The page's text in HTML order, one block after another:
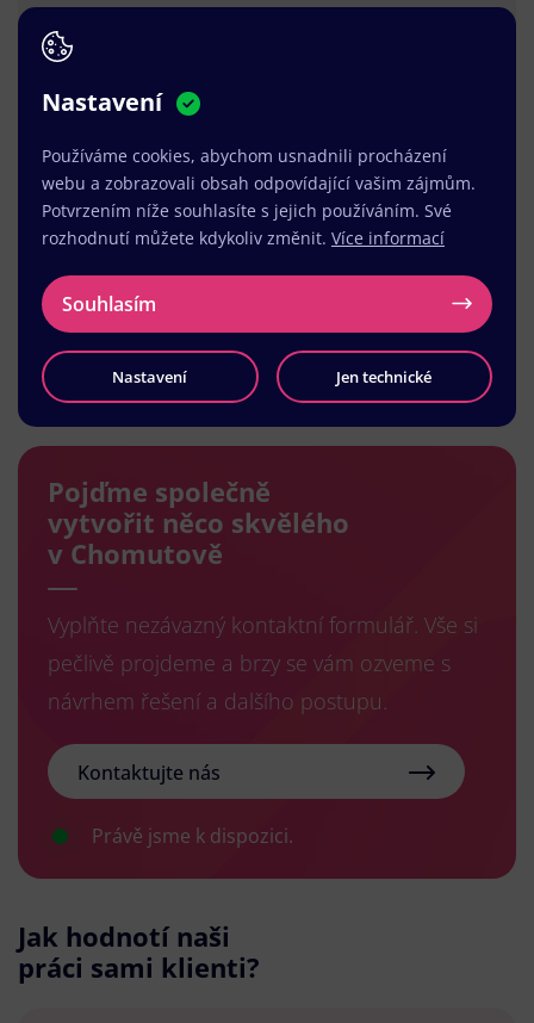
Načíst další
Pojďme společně
vytvořit něco skvělého
v Chomutově
Vyplňte nezávazný kontaktní formulář. Vše si
pečlivě projdeme a brzy se vám ozveme s
návrhem řešení a dalšího postupu.
Kontaktujte nás
Právě jsme k dispozici.
Jak hodnotí naši
práci sami klienti?
Nastavení
Používáme cookies, abychom usnadnili procházení
webu a zobrazovali obsah odpovídající vašim zájmům.
Potvrzením níže souhlasíte s jejich používáním. Své
rozhodnutí můžete kdykoliv změnit. Více informací
Souhlasím
Nastavení Jen technické